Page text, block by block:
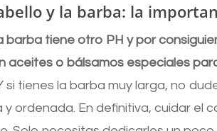
y la barba: la
barba tiene otro PH y por
aceites o bálsamos especiales
tienes la barba muy larga, no
ordenada. En definitiva, cuidar el